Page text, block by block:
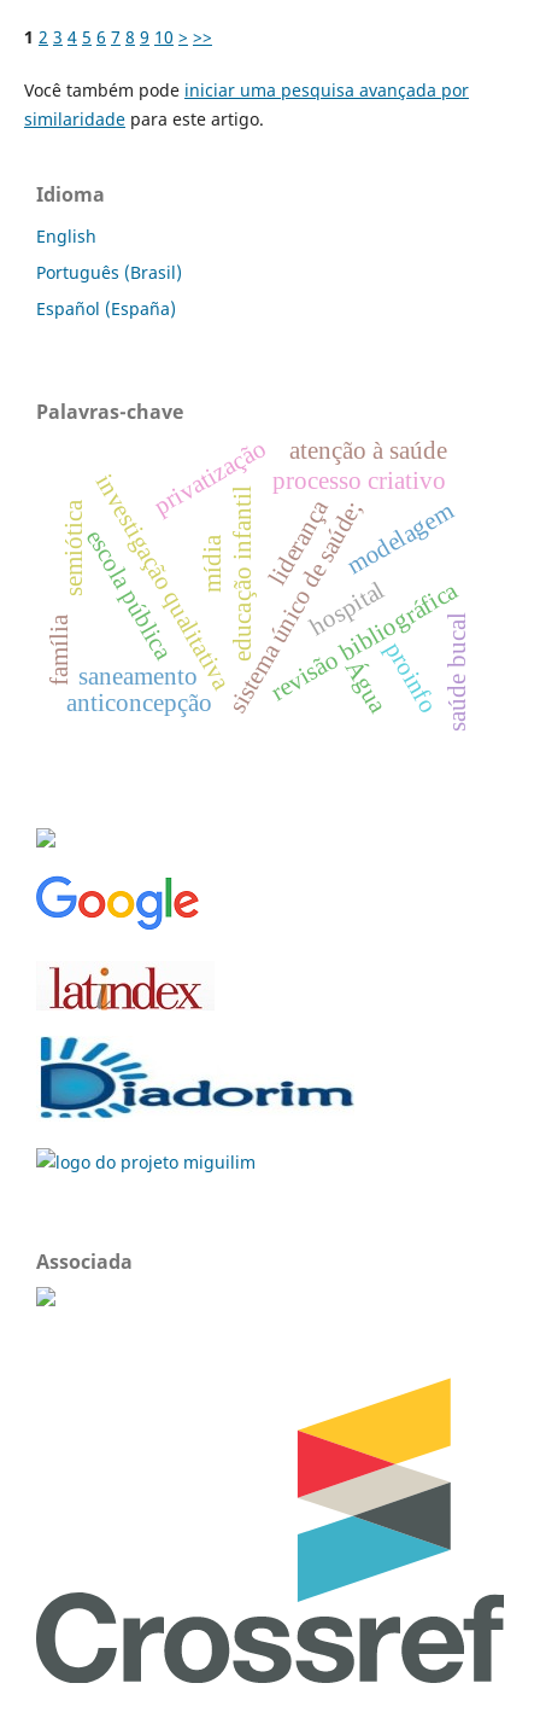
1 2 3 4 5 6 7 8 9 10 > >>
Você também pode iniciar uma pesquisa avançada por
similaridadepara este artigo.
Idioma
English
Português (Brasil)
Español (España)
Palavras-chave
investigação qualitativa
saneamento sistema único de saúde;
educação infantilrevisão bibliográfica
processo criativo
modelagem
privatização
Água
mídia
proinfo
escola pública
atenção à saúde
anticoncepção
liderança
hospital
semiótica
saúde bucal
família
Associada